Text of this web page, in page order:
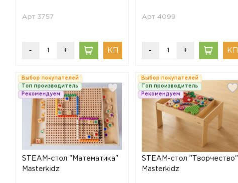
Арт 3757
- +
Арт 4099
- +
Выбор покупателей
Топ производитель
Рекомендуем
STEAM-стол "Математика"
Masterkidz
Выбор покупателей
Топ производитель
Рекомендуем
STEAM-стол "Творчество"
Masterkidz